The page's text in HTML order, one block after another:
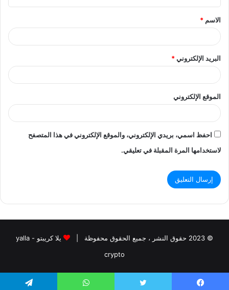
ق
*
الاسم *
البريد الإلكتروني*
الموقع الإلكتروني
احفظ اسمي، بريدي الإلكتروني، والموقع الإلكتروني في هذا المتصفح
لاستخدامها المرة المقبلة في تعليقي.
© 2023 حقوق النشر ، جميع الحقوق محفوظة |
يلا كريبتو - yalla
crypto